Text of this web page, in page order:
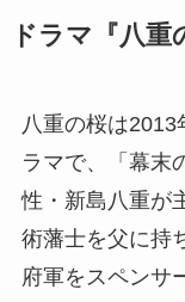
ドラマ『八重
八重の桜は2013
ラマで、「幕末
性・新島八重が
術藩士を父に持
府軍をスペンサ